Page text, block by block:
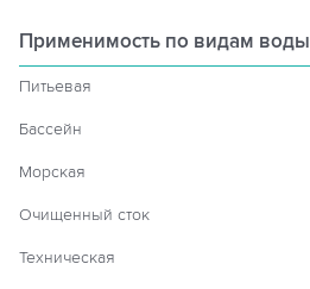
Применимость по видам воды
Питьевая
Бассейн
Морская
Очищенный сток
Техническая